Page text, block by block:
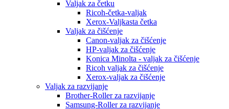
Valjak za četku
Ricoh-četka-valjak
Xerox-Valjkasta četka
Valjak za čišćenje
Canon-valjak za čišćenje
HP-valjak za čišćenje
Konica Minolta - valjak za čišćenje
Ricoh valjak za čišćenje
Xerox-valjak za čišćenje
Valjak za razvijanje
Brother-Roller za razvijanje
Samsung-Roller za razvijanje